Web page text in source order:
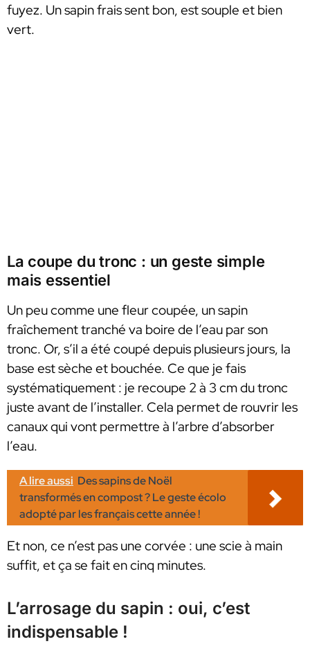
fuyez. Un sapin frais sent bon, est souple et bien
vert.
La coupe du tronc : un geste simple
mais essentiel
Un peu comme une fleur coupée, un sapin
fraîchement tranché va boire de l’eau par son
tronc. Or, s’il a été coupé depuis plusieurs jours, la
base est sèche et bouchée. Ce que je fais
systématiquement : je recoupe 2 à 3 cm du tronc
juste avant de l’installer. Cela permet de rouvrir les
canaux qui vont permettre à l’arbre d’absorber
l’eau.
A lire aussi Des sapins de Noël
transformés en compost ? Le geste écolo
adopté par les français cette année !
Et non, ce n’est pas une corvée : une scie à main
suffit, et ça se fait en cinq minutes.
L’arrosage du sapin : oui, c’est
indispensable !